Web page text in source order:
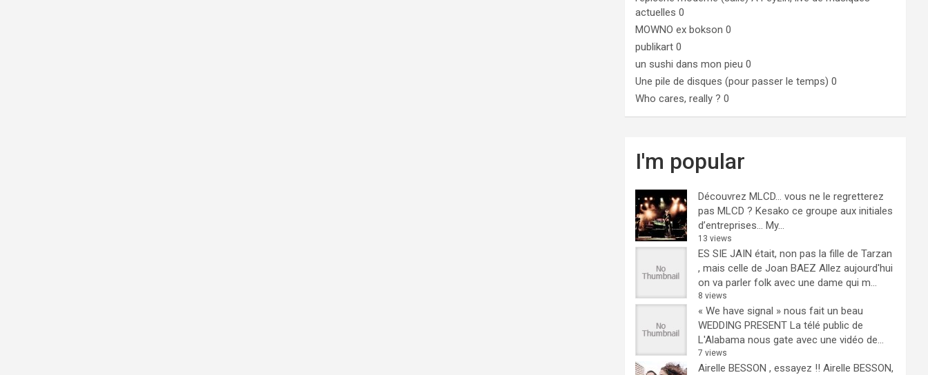
actuelles 0
MOWNO ex bokson 0
publikart 0
un sushi dans mon pieu 0
Une pile de disques (pour passer le temps) 0
Who cares, really ? 0
I'm popular
Découvrez MLCD… vous ne le regretterez
pas MLCD ? Kesako ce groupe aux initiales
d’entreprises… My...
13 views
ES SIE JAIN était, non pas la fille de Tarzan
, mais celle de Joan BAEZ Allez aujourd'hui
on va parler folk avec une dame qui m...
8 views
« We have signal » nous fait un beau
WEDDING PRESENT La télé public de
L'Alabama nous gate avec une vidéo de...
7 views
Airelle BESSON , essayez !! Airelle BESSON,